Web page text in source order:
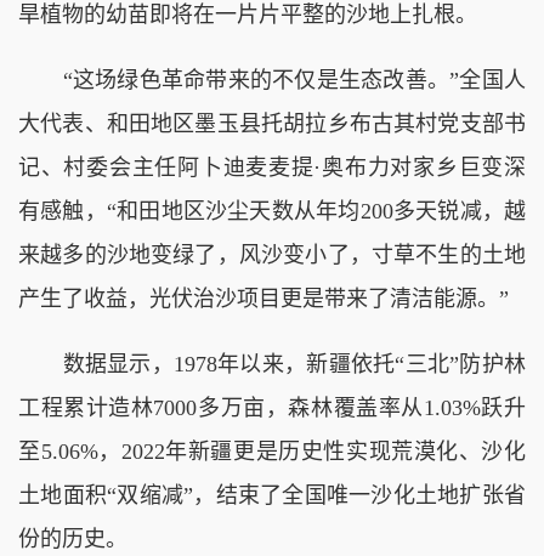
旱植物的幼苗即将在一片片平整的沙地上扎根。
“这场绿色革命带来的不仅是生态改善。”全国人
大代表、和田地区墨玉县托胡拉乡布古其村党支部书
记、村委会主任阿卜迪麦麦提·奥布力对家乡巨变深
有感触，“和田地区沙尘天数从年均200多天锐减，越
来越多的沙地变绿了，风沙变小了，寸草不生的土地
产生了收益，光伏治沙项目更是带来了清洁能源。”
数据显示，1978年以来，新疆依托“三北”防护林
工程累计造林7000多万亩，森林覆盖率从1.03%跃升
至5.06%，2022年新疆更是历史性实现荒漠化、沙化
土地面积“双缩减”，结束了全国唯一沙化土地扩张省
份的历史。